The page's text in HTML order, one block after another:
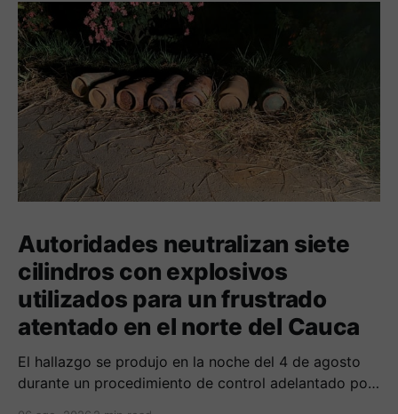
Autoridades neutralizan siete
cilindros con explosivos
utilizados para un frustrado
atentado en el norte del Cauca
El hallazgo se produjo en la noche del 4 de agosto
durante un procedimiento de control adelantado por